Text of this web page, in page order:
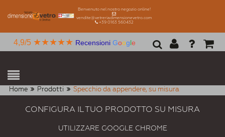
Benvenuto nel nostro negozio online!
vendite@vetreriadimensionevetro.com
+39 0163 560432
4,9/5 ★★★★★ Recensioni Google
Home Prodotti Specchio da appendere, su misura
CONFIGURA IL TUO PRODOTTO SU MISURA
UTILIZZARE GOOGLE CHROME